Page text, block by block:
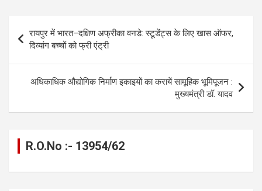
o
o
k
g
er
A
p
p
a
n
navigation
रायपुर में भारत–दक्षिण अफ्रीका वनडे: स्टूडेंट्स के लिए खास ऑफर,
दिव्यांग बच्चों को फ्री एंट्री
अधिकाधिक औद्योगिक निर्माण इकाइयों का करायें सामूहिक भूमिपूजन :
मुख्यमंत्री डॉ. यादव
R.O.No :- 13954/62